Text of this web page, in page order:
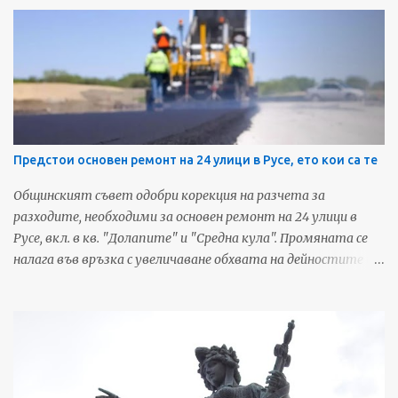
юли 2015-та година. Първото име на
мултифункционалната зала беше Булстрад Арена.
Източник: Дунав Мост За още любопитни новини и
предстоящи събития от Русе, харесайте нашата Фейсбук
страница - Русенските Новини
Предстои основен ремонт на 24 улици в Русе, ето кои са те
Общинският съвет одобри корекция на разчета за
разходите, необходими за основен ремонт на 24 улици в
Русе, вкл. в кв. "Долапите" и "Средна кула". Промяната се
налага във връзка с увеличаване обхвата на дейностите и
мрежа, включващи експерти на Община Русе и ВиК - Русе.
Установено е, че голяма част от настилките са
възстановени от изпълнителите на строително-
монтажни работи по проекта за реконструкция, подмяна